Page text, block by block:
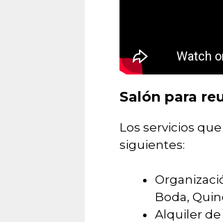
Salón para
Los servicios
siguientes:
Boda,
Alquiler de